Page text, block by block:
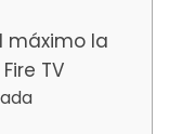
máximo la
TV